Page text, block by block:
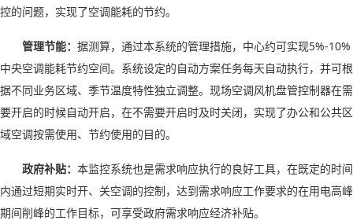
控的问题，实现了空调能耗的节约。
管理节能： 据测算，通过本系统的管理措施，中心约可实现5%-10%
中央空调能耗节约空间。系统设定的自动方案任务每天自动执行，并可根
据不同业务区域、季节温度特性独立调整。现场空调风机盘管控制器在需
要开启的时候自动开启，在不需要开启时及时关闭，实现了办公和公共区
域空调按需使用、节约使用的目的。
政府补贴： 本监控系统也是需求响应执行的良好工具，在既定的时间
内通过短期实时开、关空调的控制，达到需求响应工作要求的在用电高峰
期间削峰的工作目标，可享受政府需求响应经济补贴。